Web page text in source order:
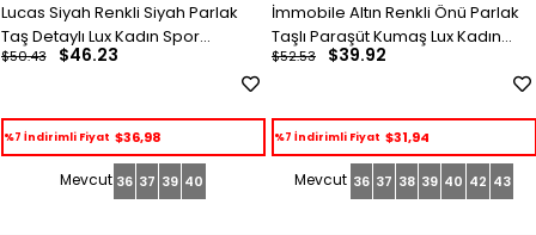
Lucas Siyah Renkli Siyah Parlak
Taş Detaylı Lux Kadın Spor
Ayakkabı$46.23
$50.43
%7 İndirimli Fiyat $36,98
36 37 39 40
İmmobile Altın Renkli Önü Parlak
Taşlı Paraşüt Kumaş Lux Kadın
Spor Ayakkabı
$39.92
$52.53
%7 İndirimli Fiyat $31,94
36 37 38 39 40 42 43